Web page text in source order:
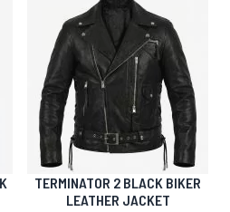
TERMINATOR 2 BLACK BIKER
LEATHER JACKET